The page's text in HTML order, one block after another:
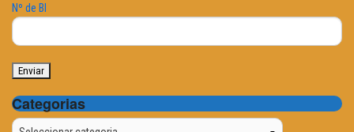
Nº de BI
Categorias
Categorias